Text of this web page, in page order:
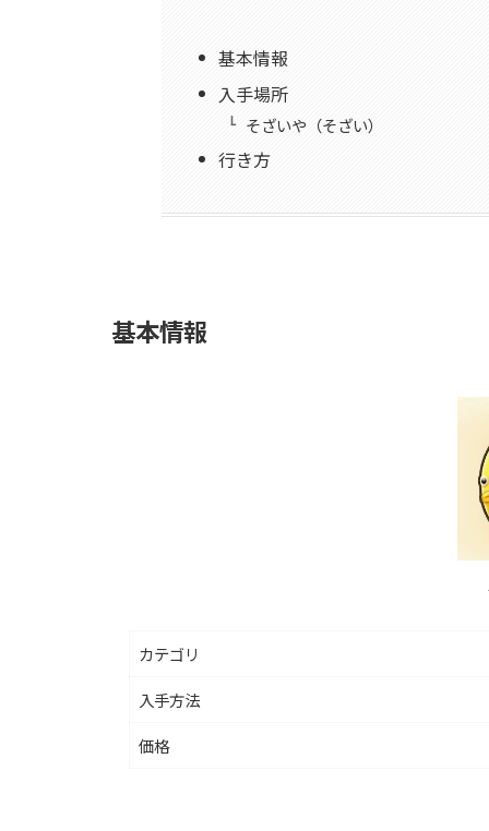
基本情報
入手場所
そざいや（そざい）
行き方
基本情報
カテゴリ
入手方法
価格